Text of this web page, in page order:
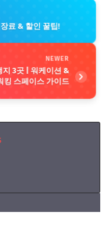
료 & 할인 꿀팁!
NEWER
지 3곳 | 워케이션 &
킹 스페이스 가이드